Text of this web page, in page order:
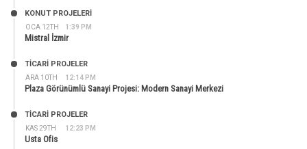
OCA 12TH 1:39 PM
KONUT PROJELERI
Mistral İzmir
ARA 10TH 12:14 PM
TİCARİ PROJELER
Plaza Görünümlü Sanayi Projesi: Modern Sanayi Merkezi
KAS 29TH 12:23 PM
TİCARİ PROJELER
Usta Ofis